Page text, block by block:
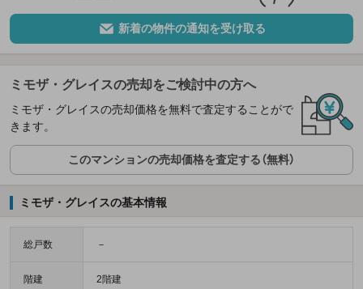
新着の物件の通知を受け取る
ミモザ・グレイスの売却をご検討中の方へ
ミモザ・グレイスの売却価格を無料で査定することがで
きます。
このマンションの売却価格を査定する（無料）
ミモザ・グレイスの基本情報
総戸数 －
階建 2階建